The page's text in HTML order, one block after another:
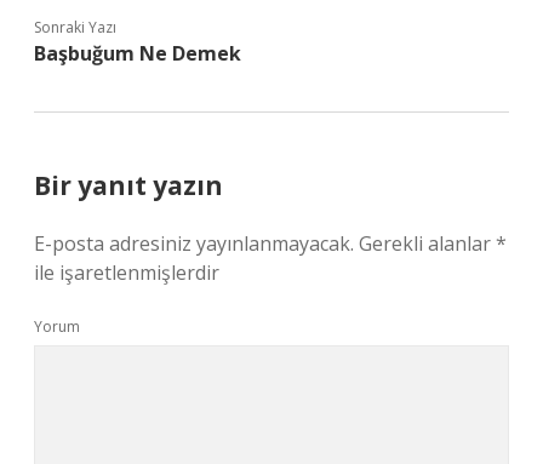
Sonraki Yazı
Başbuğum Ne Demek
Bir yanıt yazın
E-posta adresiniz yayınlanmayacak. Gerekli alanlar*
ile işaretlenmişlerdir
Yorum